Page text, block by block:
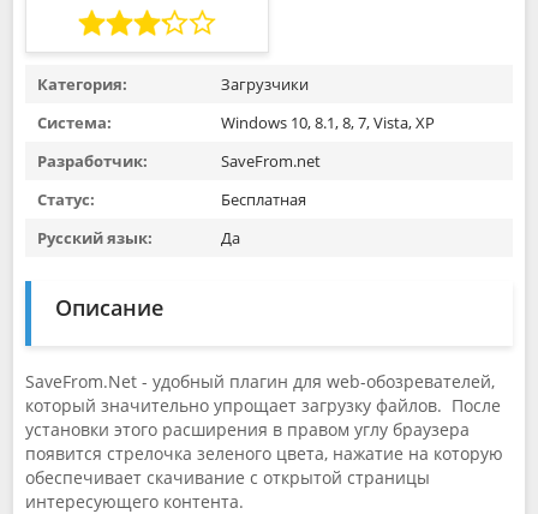
Категория:
Загрузчики
Система:
Windows 10, 8.1, 8, 7, Vista, XP
Разработчик:
SaveFrom.net
Статус:
Бесплатная
Русский язык:
Да
Описание
SaveFrom.Net - удобный плагин для web-обозревателей,
который значительно упрощает загрузку файлов. После
установки этого расширения в правом углу браузера
появится стрелочка зеленого цвета, нажатие на которую
обеспечивает скачивание с открытой страницы
интересующего контента.